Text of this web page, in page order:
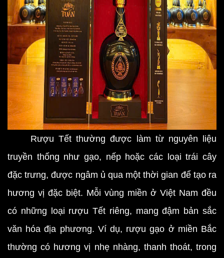
Rượu Tết thường được làm từ nguyên liệu
truyền thống như gạo, nếp hoặc các loại trái cây
đặc trưng, được ngâm ủ qua một thời gian để tạo ra
hương vị đặc biệt. Mỗi vùng miền ở Việt Nam đều
có những loại rượu Tết riêng, mang đậm bản sắc
văn hóa địa phương. Ví dụ, rượu gạo ở miền Bắc
thường có hương vị nhẹ nhàng, thanh thoát, trong